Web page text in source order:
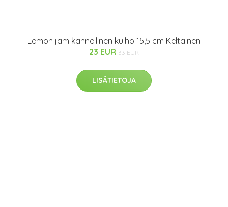
Lemon jam kannellinen kulho 15,5 cm Keltainen
23 EUR 33 EUR
LISÄTIETOJA